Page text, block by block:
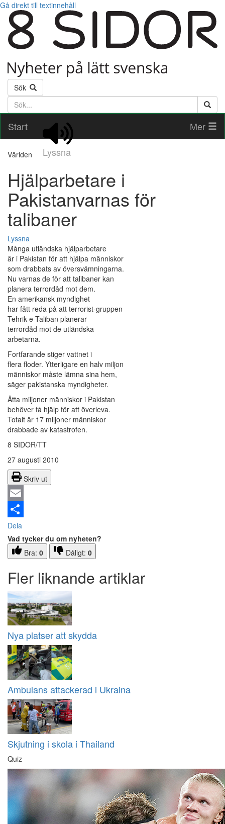
Gå direkt till textinnehåll
Sök
Söktext
Start
Lyssna
Mer
Världen
Hjälparbetare i
Pakistanvarnas för
talibaner
Lyssna
Många utländska hjälparbetare
är i Pakistan för att hjälpa människor
som drabbats av översvämningarna.
Nu varnas de för att talibaner kan
planera terrordåd mot dem.
En amerikansk myndighet
har fått reda på att terrorist-gruppen
Tehrik-e-Taliban planerar
terrordåd mot de utländska
arbetarna.
Fortfarande stiger vattnet i
flera floder. Ytterligare en halv miljon
människor måste lämna sina hem,
säger pakistanska myndigheter.
Åtta miljoner människor i Pakistan
behöver få hjälp för att överleva.
Totalt är 17 miljoner människor
drabbade av katastrofen.
8 SIDOR/TT
27 augusti 2010
Skriv ut
Email
Dela
Vad tycker du om nyheten?
Bra: 0 Dåligt: 0
Fler liknande artiklar
Nya platser att skydda
Ambulans attackerad i Ukraina
Skjutning i skola i Thailand
Quiz